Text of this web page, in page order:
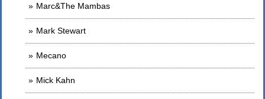
Marc&The Mambas
Mark Stewart
Mecano
Mick Kahn